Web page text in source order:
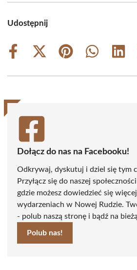
Udostępnij
Share
Share
(Twitter)
Share
Share
Share
Dołącz do nas na Facebooku!
Odkrywaj, dyskutuj i dziel się tym
Przyłącz się do naszej
gdzie możesz dowiedzieć się
wydarzeniach w Nowej Rudzie.
- polub naszą stronę i bądź na
Polub nas!